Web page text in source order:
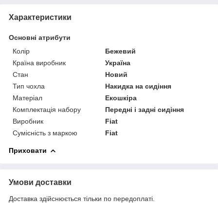
Характеристики
Основні атрибути
Колір
Бежевий
Країна виробник
Україна
Стан
Новий
Тип чохла
Накидка на сидіння
Матеріал
Екошкіра
Комплектація набору
Передні і задні сидіння
Виробник
Fiat
Сумісність з маркою
Fiat
Приховати
Умови доставки
Доставка здійснюється тільки по передоплаті.